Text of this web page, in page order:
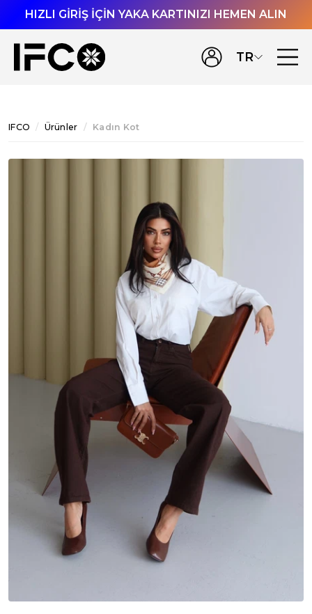
HIZLI GİRİŞ İÇİN YAKA KARTINIZI HEMEN ALIN
TR
IFCO Ürünler Kadın Kot